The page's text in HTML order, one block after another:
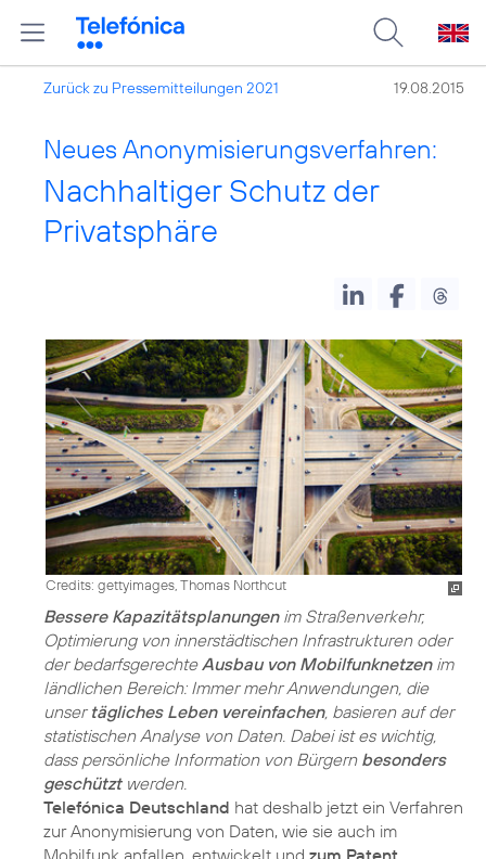
Zurück zu Pressemitteilungen 2021 19.08.2015
Neues Anonymisierungsverfahren:
Nachhaltiger Schutz der
Privatsphäre
Credits: gettyimages, Thomas Northcut
Bessere Kapazitätsplanungenim Straßenverkehr,
Optimierung von innerstädtischen Infrastrukturen oder
der bedarfsgerechteAusbau von Mobilfunknetzenim
ländlichen Bereich: Immer mehr Anwendungen, die
unser tägliches Leben vereinfachen, basieren auf der
statistischen Analyse von Daten. Dabei ist es wichtig,
dass persönliche Information von Bürgern besonders
geschütztwerden.
Telefónica Deutschland hat deshalb jetzt ein Verfahren
zur Anonymisierung von Daten, wie sie auch im
Mobilfunk anfallen, entwickelt und zum Patent